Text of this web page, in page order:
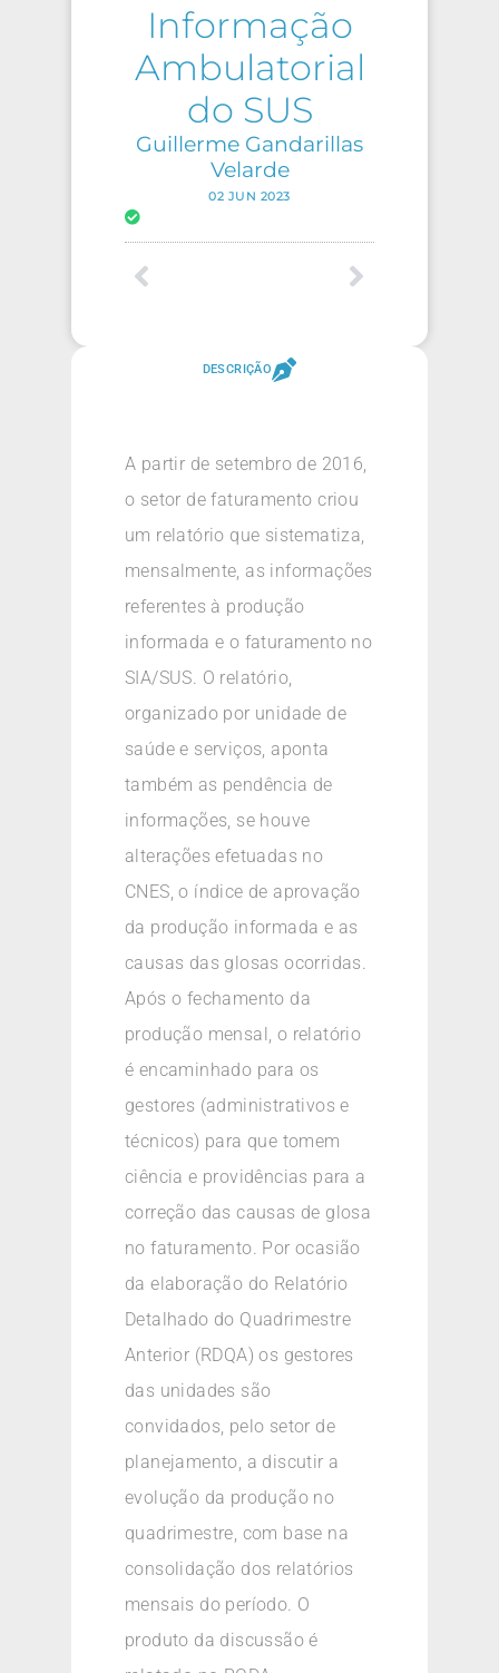
Informação
Ambulatorial
do SUS
Guillerme Gandarillas
Velarde
02 JUN 2023
DESCRIÇÃO
A partir de setembro de 2016,
o setor de faturamento criou
um relatório que sistematiza,
mensalmente, as informações
referentes à produção
informada e o faturamento no
SIA/SUS. O relatório,
organizado por unidade de
saúde e serviços, aponta
também as pendência de
informações, se houve
alterações efetuadas no
CNES, o índice de aprovação
da produção informada e as
causas das glosas ocorridas.
Após o fechamento da
produção mensal, o relatório
é encaminhado para os
gestores (administrativos e
técnicos) para que tomem
ciência e providências para a
correção das causas de glosa
no faturamento. Por ocasião
da elaboração do Relatório
Detalhado do Quadrimestre
Anterior (RDQA) os gestores
das unidades são
convidados, pelo setor de
planejamento, a discutir a
evolução da produção no
quadrimestre, com base na
consolidação dos relatórios
mensais do período. O
produto da discussão é